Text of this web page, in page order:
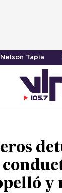
Nelson Tapia
y